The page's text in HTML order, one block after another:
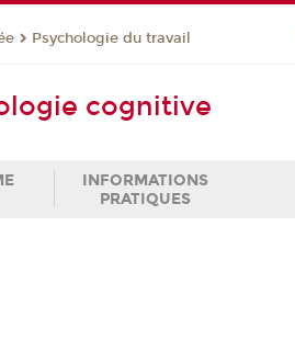
Psychologie du travail
cognitive
INFORMATIONS
PRATIQUES